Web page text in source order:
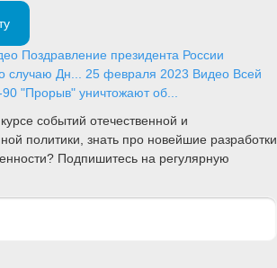
Поздравление президента России
случаю Дн... 25 февраля 2023 Видео Всей
"Прорыв" уничтожают об...
событий отечественной и
политики, знать про новейшие разработки
Подпишитесь на регулярную